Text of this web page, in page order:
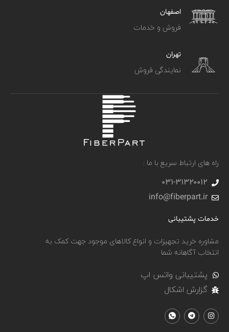
اصفهان
فروش و خدمات
تهران
نمایندگی فروش
راه های ارتباط سریع با ما :
031-۳۱۳۲۰۰۱۲
info@fiberpart.ir
خدمات پشتیبانی
مشاوره خرید تجهیزات و انواع کالاهای موجود جهت کمک به
انتخاب آگاهانه شما
پشتیبانی واتس اپ
گزارش اشکال